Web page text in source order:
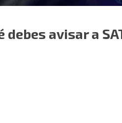
avisar a